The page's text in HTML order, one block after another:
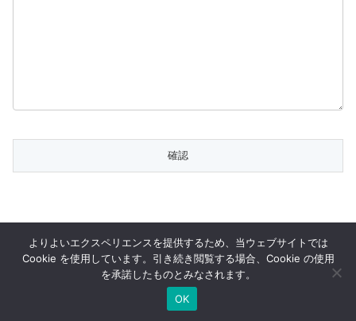
© 2024 Mimir corp.
よりよいエクスペリエンスを提供するため、当ウェブサイトでは
Cookie を使用しています。引き続き閲覧する場合、Cookie の使用
を承諾したものとみなされます。
OK